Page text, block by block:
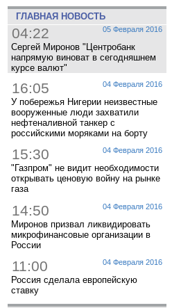
ГЛАВНАЯ НОВОСТЬ
05 Февраля 2016
04:22
Сергей Миронов "Центробанк
напрямую виноват в сегодняшнем
курсе валют"
04 Февраля 2016
16:05
У побережья Нигерии неизвестные
вооруженные люди захватили
нефтеналивной танкер с
российскими моряками на борту
04 Февраля 2016
15:30
"Газпром" не видит необходимости
открывать ценовую войну на рынке
газа
04 Февраля 2016
14:50
Миронов призвал ликвидировать
микрофинансовые организации в
России
04 Февраля 2016
11:00
Россия сделала европейскую
ставку